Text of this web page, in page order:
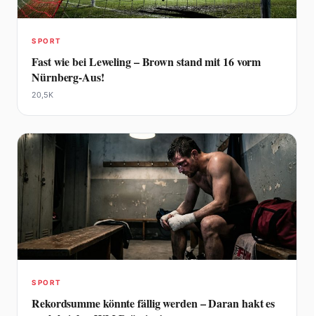
SPORT
Fast wie bei Leweling – Brown stand mit 16 vorm
Nürnberg-Aus!
20,5K
SPORT
Rekordsumme könnte fällig werden – Daran hakt es